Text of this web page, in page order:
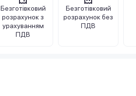
Безготівковий
розрахунок з
урахуванням
ПДВ
Безготівковий
розрахунок без
ПДВ